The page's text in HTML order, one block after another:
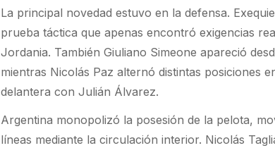
La principal novedad estuvo en la defensa.
prueba táctica que apenas encontró exigencias
Jordania. También Giuliano Simeone apareció
mientras Nicolás Paz alternó distintas posiciones
delantera con Julián Álvarez.
Argentina monopolizó la posesión de la pelota,
líneas mediante la circulación interior. Nicolás